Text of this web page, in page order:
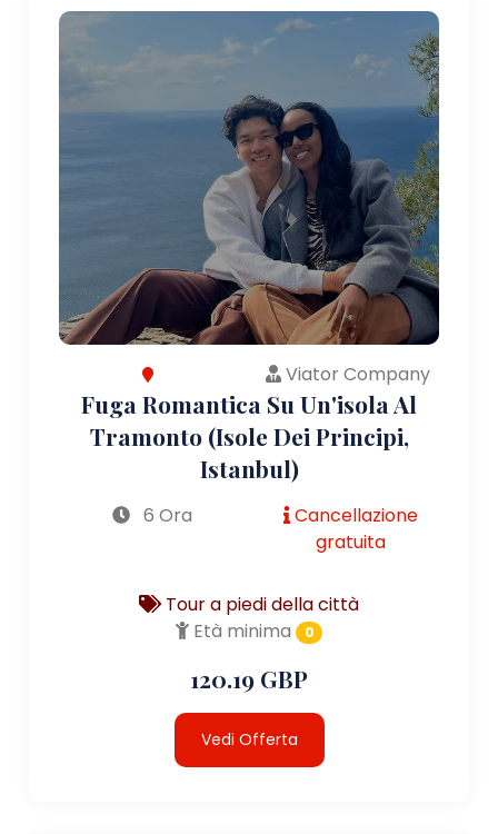
Viator Company
Fuga Romantica Su Un'isola Al
Tramonto (Isole Dei Principi,
Istanbul)
6 Ora
Cancellazione
gratuita
Tour a piedi della città
Età minima
0
120.19 GBP
Vedi Offerta